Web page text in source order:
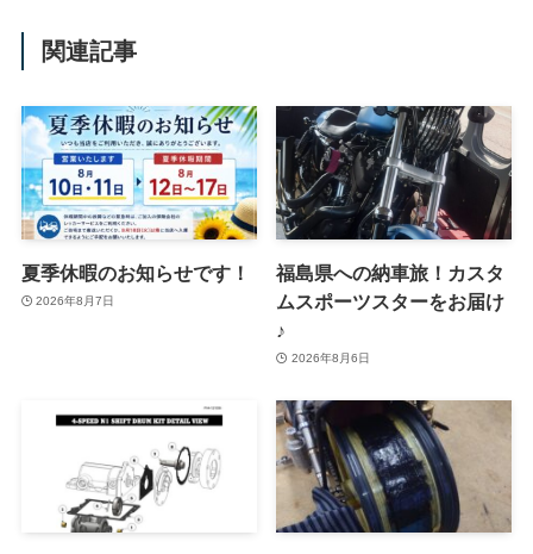
関連記事
夏季休暇のお知らせです！
2026年8月7日
福島県への納車旅！カスタ
ムスポーツスターをお届け
♪
2026年8月6日